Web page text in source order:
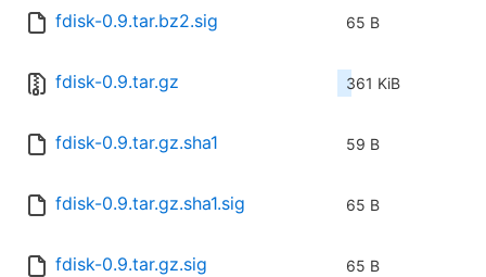
fdisk-0.9.tar.bz2.sig 65 B
fdisk-0.9.tar.gz 361 KiB
fdisk-0.9.tar.gz.sha1 59 B
fdisk-0.9.tar.gz.sha1.sig 65 B
fdisk-0.9.tar.gz.sig 65 B